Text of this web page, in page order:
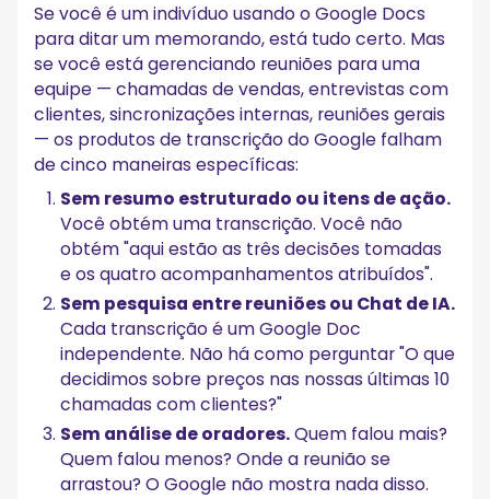
Se você é um indivíduo usando o Google Docs
para ditar um memorando, está tudo certo. Mas
se você está gerenciando reuniões para uma
equipe — chamadas de vendas, entrevistas com
clientes, sincronizações internas, reuniões gerais
— os produtos de transcrição do Google falham
de cinco maneiras específicas:
Sem resumo estruturado ou itens de ação.
Você obtém uma transcrição. Você não
obtém "aqui estão as três decisões tomadas
e os quatro acompanhamentos atribuídos".
Sem pesquisa entre reuniões ou Chat de IA.
Cada transcrição é um Google Doc
independente. Não há como perguntar "O que
decidimos sobre preços nas nossas últimas 10
chamadas com clientes?"
Sem análise de oradores.Quem falou mais?
Quem falou menos? Onde a reunião se
arrastou? O Google não mostra nada disso.